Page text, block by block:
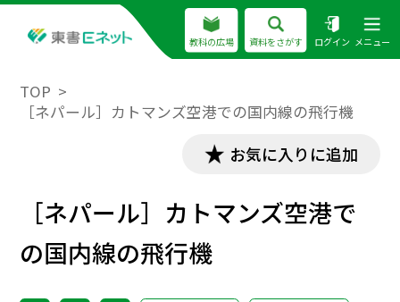
教科の広場 資料をさがす ログイン メニュー
TOP
［ネパール］カトマンズ空港での国内線の飛行機
お気に入りに追加
［ネパール］カトマンズ空港で
の国内線の飛行機